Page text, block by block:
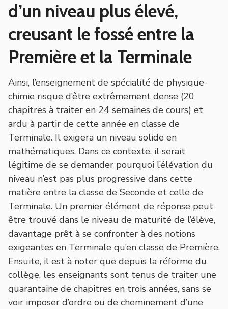
d’un niveau plus élevé,
creusant le fossé entre la
Première et la Terminale
Ainsi, l’enseignement de spécialité de physique-
chimie risque d’être extrêmement dense (20
chapitres à traiter en 24 semaines de cours) et
ardu à partir de cette année en classe de
Terminale. Il exigera un niveau solide en
mathématiques. Dans ce contexte, il serait
légitime de se demander pourquoi l’élévation du
niveau n’est pas plus progressive dans cette
matière entre la classe de Seconde et celle de
Terminale. Un premier élément de réponse peut
être trouvé dans le niveau de maturité de l’élève,
davantage prêt à se confronter à des notions
exigeantes en Terminale qu’en classe de Première.
Ensuite, il est à noter que depuis la réforme du
collège, les enseignants sont tenus de traiter une
quarantaine de chapitres en trois années, sans se
voir imposer d’ordre ou de cheminement d’une